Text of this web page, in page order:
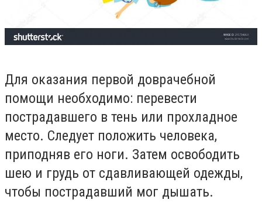
Для оказания первой доврачебной
помощи необходимо: перевести
пострадавшего в тень или прохладное
место. Следует положить человека,
приподняв его ноги. Затем освободить
шею и грудь от сдавливающей одежды,
чтобы пострадавший мог дышать.